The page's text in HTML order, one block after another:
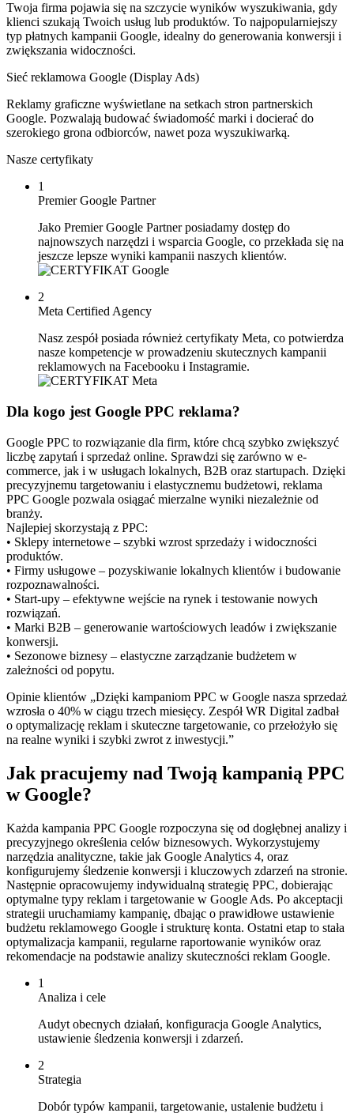
Twoja firma pojawia się na szczycie wyników wyszukiwania, gdy
klienci szukają Twoich usług lub produktów. To najpopularniejszy
typ płatnych kampanii Google, idealny do generowania konwersji i
zwiększania widoczności.
Sieć reklamowa Google (Display Ads)
Reklamy graficzne wyświetlane na setkach stron partnerskich
Google. Pozwalają budować świadomość marki i docierać do
szerokiego grona odbiorców, nawet poza wyszukiwarką.
Nasze certyfikaty
1
Premier Google Partner
Jako Premier Google Partner posiadamy dostęp do
najnowszych narzędzi i wsparcia Google, co przekłada się na
jeszcze lepsze wyniki kampanii naszych klientów.
2
Meta Certified Agency
Nasz zespół posiada również certyfikaty Meta, co potwierdza
nasze kompetencje w prowadzeniu skutecznych kampanii
reklamowych na Facebooku i Instagramie.
Dla kogo jest Google PPC reklama?
Google PPC to rozwiązanie dla firm, które chcą szybko zwiększyć
liczbę zapytań i sprzedaż online. Sprawdzi się zarówno w e-
commerce, jak i w usługach lokalnych, B2B oraz startupach. Dzięki
precyzyjnemu targetowaniu i elastycznemu budżetowi, reklama
PPC Google pozwala osiągać mierzalne wyniki niezależnie od
branży.
Najlepiej skorzystają z PPC:
• Sklepy internetowe – szybki wzrost sprzedaży i widoczności
produktów.
• Firmy usługowe – pozyskiwanie lokalnych klientów i budowanie
rozpoznawalności.
• Start-upy – efektywne wejście na rynek i testowanie nowych
rozwiązań.
• Marki B2B – generowanie wartościowych leadów i zwiększanie
konwersji.
• Sezonowe biznesy – elastyczne zarządzanie budżetem w
zależności od popytu.
Opinie klientów „Dzięki kampaniom PPC w Google nasza sprzedaż
wzrosła o 40% w ciągu trzech miesięcy. Zespół WR Digital zadbał
o optymalizację reklam i skuteczne targetowanie, co przełożyło się
na realne wyniki i szybki zwrot z inwestycji.”
Jak pracujemy nad Twoją kampanią PPC
w Google?
Każda kampania PPC Google rozpoczyna się od dogłębnej analizy i
precyzyjnego określenia celów biznesowych. Wykorzystujemy
narzędzia analityczne, takie jak Google Analytics 4, oraz
konfigurujemy śledzenie konwersji i kluczowych zdarzeń na stronie.
Następnie opracowujemy indywidualną strategię PPC, dobierając
optymalne typy reklam i targetowanie w Google Ads. Po akceptacji
strategii uruchamiamy kampanię, dbając o prawidłowe ustawienie
budżetu reklamowego Google i strukturę konta. Ostatni etap to stała
optymalizacja kampanii, regularne raportowanie wyników oraz
rekomendacje na podstawie analizy skuteczności reklam Google.
1
Analiza i cele
Audyt obecnych działań, konfiguracja Google Analytics,
ustawienie śledzenia konwersji i zdarzeń.
2
Strategia
Dobór typów kampanii, targetowanie, ustalenie budżetu i